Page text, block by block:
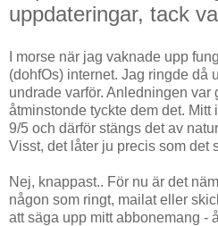
uppdateringar, tack
I morse när jag vaknade upp
(dohfOs) internet. Jag ringde då
undrade varför. Anledningen var
åtminstonde tyckte dem det. Mitt
9/5 och därför stängs det av
Visst, det låter ju precis som det
Nej, knappast.. För nu är det
någon som ringt, mailat eller
att säga upp mitt abbonemang -